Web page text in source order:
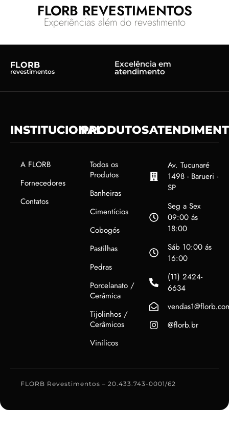
FLORB REVESTIMENTOS
Experiências além do revestimento
FLORB
revestimentos
Excelência em
atendimento
INSTITUCIONAL
A FLORB
Fornecedores
Contatos
PRODUTOS
Todos os
Produtos
Banheiras
Cimentícios
Cobogós
Pastilhas
Pedras
Porcelanato /
Cerâmica
Tijolinhos /
Cerâmicos
Vinílicos
Av. Tucunaré
1498 - Barueri -
SP
Seg a Sex
09:00 ás
18:00
Sáb 10:00 ás
16:00
(11) 2424-
6634
@florb.br
FLORB Revestimentos – 20.433.743-0001/62